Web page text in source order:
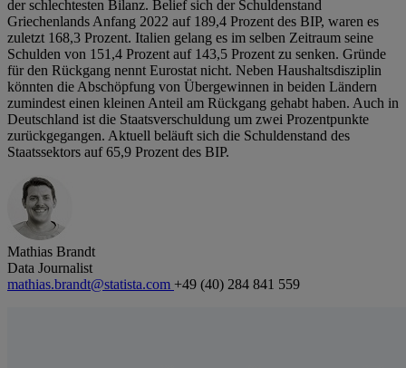
der schlechtesten Bilanz. Belief sich der Schuldenstand
Griechenlands Anfang 2022 auf 189,4 Prozent des BIP, waren es
zuletzt 168,3 Prozent. Italien gelang es im selben Zeitraum seine
Schulden von 151,4 Prozent auf 143,5 Prozent zu senken. Gründe
für den Rückgang nennt Eurostat nicht. Neben Haushaltsdisziplin
könnten die Abschöpfung von Übergewinnen in beiden Ländern
zumindest einen kleinen Anteil am Rückgang gehabt haben. Auch in
Deutschland ist die Staatsverschuldung um zwei Prozentpunkte
zurückgegangen. Aktuell beläuft sich die Schuldenstand des
Staatssektors auf 65,9 Prozent des BIP.
Mathias Brandt
Data Journalist
mathias.brandt@statista.com +49 (40) 284 841 559